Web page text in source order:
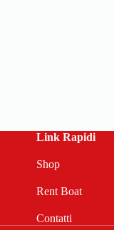
Link Rapidi
Shop
Rent Boat
Contatti